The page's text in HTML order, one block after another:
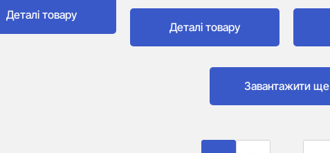
Деталі товару
Деталі товару
Завантажити ще